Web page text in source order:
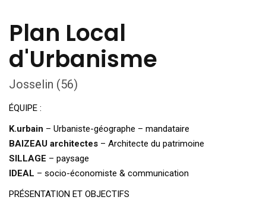
Plan Local
d'Urbanisme
Josselin (56)
ÉQUIPE :
K.urbain – Urbaniste-géographe – mandataire
BAIZEAU architectes – Architecte du patrimoine
SILLAGE – paysage
IDEAL – socio-économiste & communication
PRÉSENTATION ET OBJECTIFS